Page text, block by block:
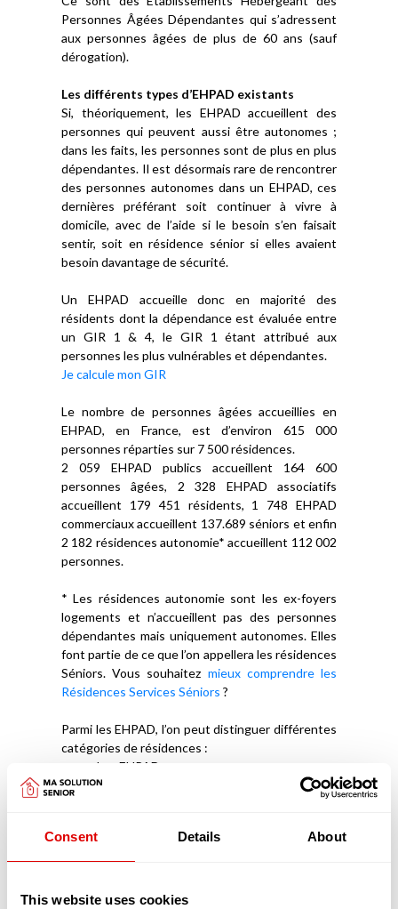
Consent Details About
This website uses cookies
Personnes Âgées Dépendantes qui s’adressent
aux personnes âgées de plus de 60 ans (sauf
dérogation).
Les différents types d’EHPAD existants
Si, théoriquement, les EHPAD accueillent des
personnes qui peuvent aussi être autonomes ;
dans les faits, les personnes sont de plus en plus
dépendantes. Il est désormais rare de rencontrer
des personnes autonomes dans un EHPAD, ces
dernières préférant soit continuer à vivre à
domicile, avec de l’aide si le besoin s’en faisait
sentir, soit en résidence sénior si elles avaient
besoin davantage de sécurité.
Un EHPAD accueille donc en majorité des
résidents dont la dépendance est évaluée entre
un GIR 1 & 4, le GIR 1 étant attribué aux
personnes les plus vulnérables et dépendantes.
Je calcule mon GIR
Le nombre de personnes âgées accueillies en
EHPAD, en France, est d’environ 615 000
personnes réparties sur 7 500 résidences.
2 059 EHPAD publics accueillent 164 600
personnes âgées, 2 328 EHPAD associatifs
accueillent 179 451 résidents, 1 748 EHPAD
commerciaux accueillent 137.689 séniors et enfin
2 182 résidences autonomie* accueillent 112 002
personnes.
* Les résidences autonomie sont les ex-foyers
logements et n’accueillent pas des personnes
dépendantes mais uniquement autonomes. Elles
font partie de ce que l’on appellera les résidences
Séniors. Vous souhaitez mieux comprendre les
Résidences Services Séniors ?
Parmi les EHPAD, l’on peut distinguer différentes
catégories de résidences :
Les EHPAD
Les EHPAD petites Unité de Vie (PUV)
Les EHPAD dits MARPAD qui sont des
Âgée Dépendante
Les EHPAD dits MAPAD qui sont des
Âgée Dépendante